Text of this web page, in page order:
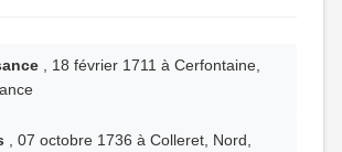
, 18 février 1711 à Cerfontaine,
, 07 octobre 1736 à Colleret, Nord,